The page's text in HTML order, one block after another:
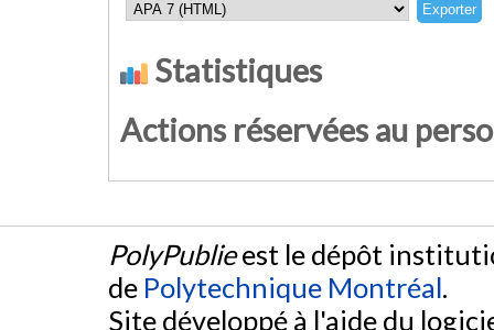
Statistiques
Actions réservées au
PolyPublieest le dépôt
de Polytechnique Montréal.
Site développé à l'aide du